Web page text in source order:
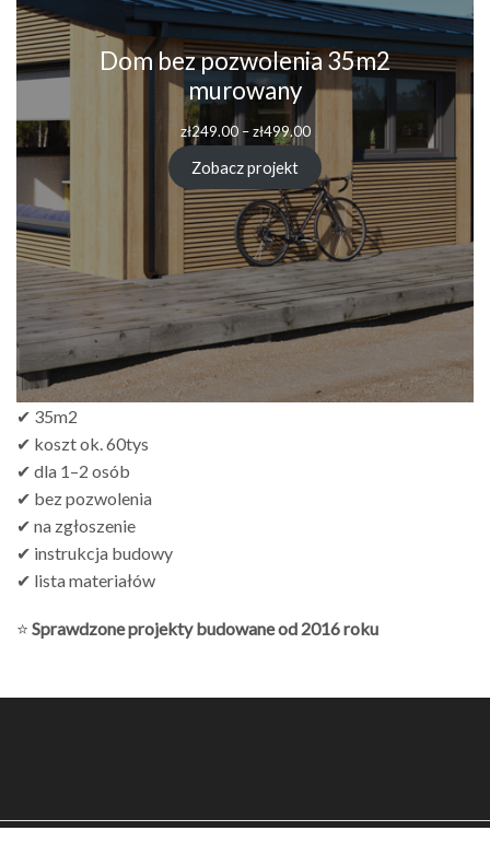
Dom bez pozwolenia 35m2
murowany
zł249.00 – zł499.00
Zobacz projekt
✔ 35m2
✔ koszt ok. 60tys
✔ dla 1–2 osób
✔ bez pozwolenia
✔ na zgłoszenie
✔ instrukcja budowy
✔ lista materiałów
⭐ Sprawdzone projekty budowane od 2016 roku